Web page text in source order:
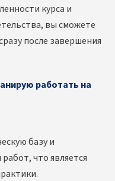
курса и
вы сможете
после завершения
работать на
базу и
что является